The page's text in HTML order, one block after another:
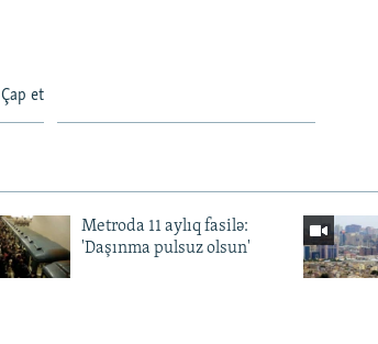
Çap et
Metroda 11 aylıq fasilə:
'Daşınma pulsuz olsun'